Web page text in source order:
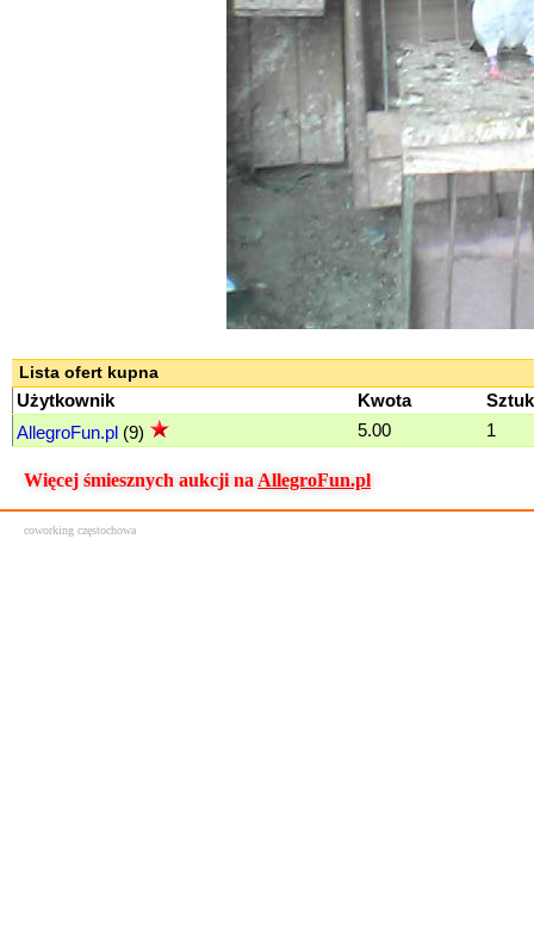
Lista ofert kupna
Użytkownik
Kwota
Sztuk
AllegroFun.pl (9) 5.00 1
Więcej śmiesznych aukcji na AllegroFun.pl
coworking częstochowa